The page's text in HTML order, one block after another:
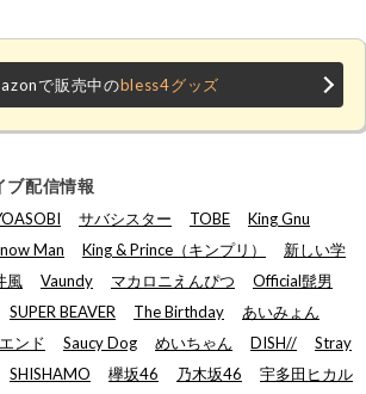
で販売中のbless4グッズ
ブ配信情報
サバシスター TOBE
King Gnu
Man King & Prince（キンプリ）
新しい学
風 Vaundy マカロニえんぴつ
Official髭男
SUPER BEAVER The Birthday
あいみょん
ンド Saucy Dog めいちゃん DISH//
Stray
SHISHAMO 欅坂46 乃木坂46
宇多田ヒカル